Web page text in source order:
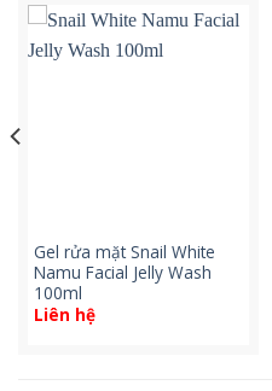
Gel rửa mặt Snail White
Namu Facial Jelly Wash
100ml
Liên hệ